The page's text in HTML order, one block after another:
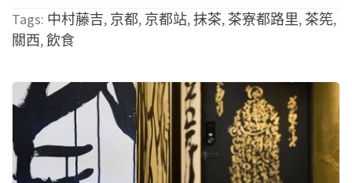
Tags: 中村藤吉, 京都, 京都站,抹茶,茶寮都路里,茶筅,
關西,飲食